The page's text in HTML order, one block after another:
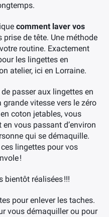
comment laver vos
prise de tête. Une méthode
routine. Exactement
les lingettes en
atelier, ici en Lorraine.
passer aux lingettes en
vitesse vers le zéro
coton jetables, vous
vous passant d’environ
qui se démaquille.
lingettes pour vos
!
bientôt réalisées !!!
pour enlever les taches.
vous démaquiller ou pour